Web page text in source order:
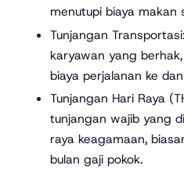
menutupi biaya makan
Tunjangan
karyawan yang
biaya perjalanan ke
Tunjangan Hari Raya
tunjangan wajib yang
raya keagamaan,
bulan gaji pokok.